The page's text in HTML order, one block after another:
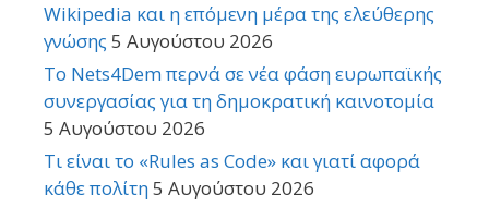
Wikipedia και η επόμενη μέρα της ελεύθερης
γνώσης 5 Αυγούστου 2026
Το Nets4Dem περνά σε νέα φάση ευρωπαϊκής
συνεργασίας για τη δημοκρατική καινοτομία
5 Αυγούστου 2026
Τι είναι το «Rules as Code» και γιατί αφορά
κάθε πολίτη5 Αυγούστου 2026